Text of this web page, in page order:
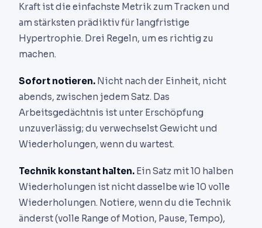
Kraft ist die einfachste Metrik zum Tracken und
am stärksten prädiktiv für langfristige
Hypertrophie. Drei Regeln, um es richtig zu
machen.
Sofort notieren. Nicht nach der Einheit, nicht
abends, zwischen jedem Satz. Das
Arbeitsgedächtnis ist unter Erschöpfung
unzuverlässig; du verwechselst Gewicht und
Wiederholungen, wenn du wartest.
Technik konstant halten. Ein Satz mit 10 halben
Wiederholungen ist nicht dasselbe wie 10 volle
Wiederholungen. Notiere, wenn du die Technik
änderst (volle Range of Motion, Pause, Tempo),